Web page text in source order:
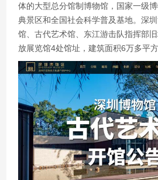
体的大型总分馆制博物馆，国家一级
典景区和全国社会科学普及基地。深
馆、古代艺术馆、东江游击队指挥部
放展览馆4处馆址，建筑面积6万多平方